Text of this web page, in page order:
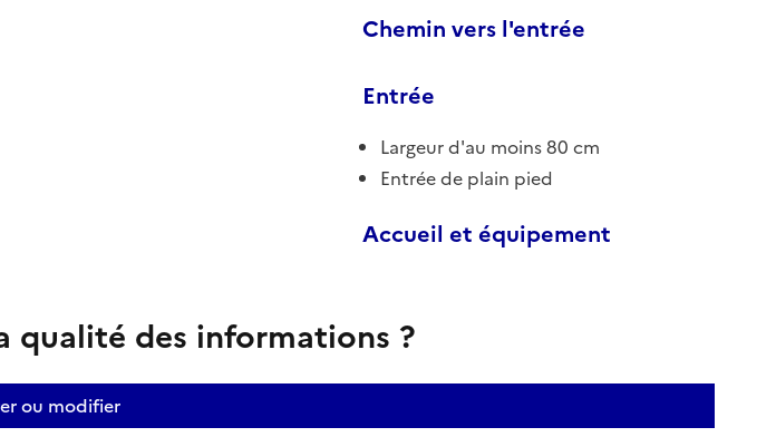
Chemin vers l'entrée
Entrée
Largeur d'au moins 80 cm
Entrée de plain pied
Accueil et équipement
qualité des informations ?
ou modifier